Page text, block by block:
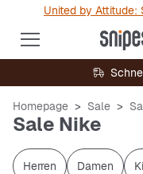
United by Attitude:
Homepage Sale
Sale Nike
Herren Damen